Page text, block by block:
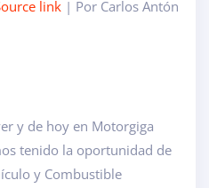
link | Por Carlos Antón
y de hoy en Motorgiga
tenido la oportunidad de
y Combustible